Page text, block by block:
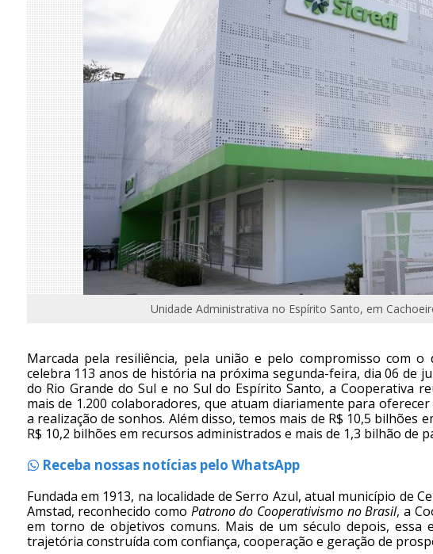
Unidade Administrativa no Espírito Santo, em
Marcada pela resiliência, pela união e pelo compromisso com o
celebra 113 anos de história na próxima segunda-feira, dia 06 de
do Rio Grande do Sul e no Sul do Espírito Santo, a Cooperativa
mais de 1.200 colaboradores, que atuam diariamente para
a realização de sonhos. Além disso, temos mais de R$ 10,5 bilhões
R$ 10,2 bilhões em recursos administrados e mais de 1,3 bilhão de
Receba nossas notícias pelo WhatsApp
Fundada em 1913, na localidade de Serro Azul, atual município de
Amstad, reconhecido como Patrono do Cooperativismo no Brasil, a
em torno de objetivos comuns. Mais de um século depois, essa
trajetória construída com confiança, cooperação e geração de